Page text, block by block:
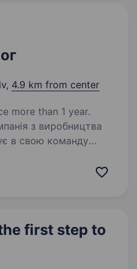
4.9 km from center
more than 1 year.
з виробництва
в свою команду
або маркетологом
first step to